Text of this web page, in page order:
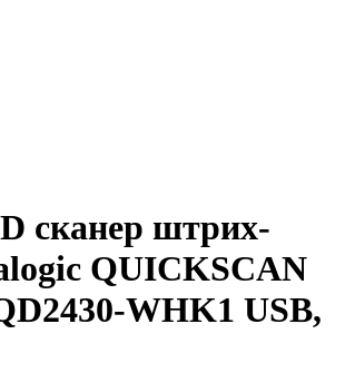
сканер штрих-
QUICKSCAN
WHK1 USB,